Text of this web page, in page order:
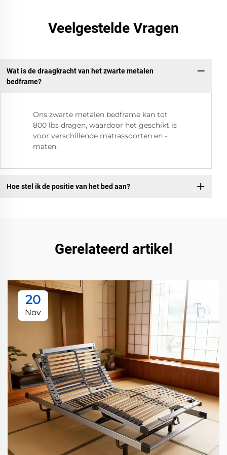
Veelgestelde Vragen
Wat is de draagkracht van het zwarte metalen
bedframe?
Ons zwarte metalen bedframe kan tot
800 lbs dragen, waardoor het geschikt is
voor verschillende matrassoorten en -
maten.
Hoe stel ik de positie van het bed aan?
Gerelateerd artikel
20
Nov